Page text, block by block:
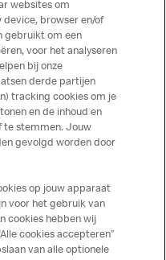
te genieten van onze
McDelivery.
websites om
device, browser en/of
gebruikt om een
voor het analyseren
bij onze
derde partijen
tracking cookies om je
en de inhoud en
te stemmen. Jouw
gevolgd worden door
op jouw apparaat
voor het gebruik van
cookies hebben wij
cookies accepteren”
van alle optionele